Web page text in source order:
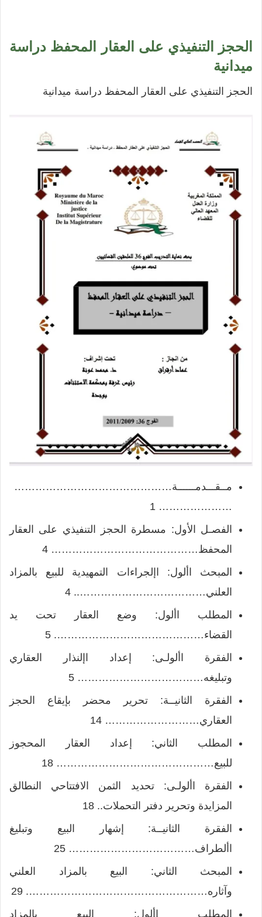
الحجز التنفيذي على العقار المحفظ دراسة
ميدانية
الحجز التنفيذي على العقار المحفظ دراسة ميدانية
مــقـــدمــــــة………………………………………
………………… 1
الفصـل الأول: مسطرة الحجز التنفيذي على العقار
المحفظ…………………………………… 4
المبحث األول: اإلجراءات التمهيدية للبيع بالمزاد
العلني……………………………….. 4
المطلب األول: وضع العقار تحت يد
القضاء……………………………………. 5
الفقرة األولـى: إعداد اإلنذار العقاري
وتبليغه……………………………… 5
الفقرة الثانيــة: تحرير محضر بإيقاع الحجز
العقاري……………………… 14
المطلب الثاني: إعداد العقار المحجوز
للبيع……………………………………… 18
الفقرة األولـى: تحديد الثمن الافتتاحي النطالق
المزايدة وتحرير دفتر التحملات.. 18
الفقرة الثانيــة: إشهار البيع وتبليغ
األطراف……………………………… 25
المبحث الثاني: البيع بالمزاد العلني
وآثاره……………………………………………. 29
المطلب األول: البيع بالمزاد